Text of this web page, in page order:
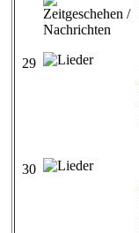
29
30